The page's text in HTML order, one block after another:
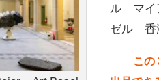
ル マイ
ゼル 香
この